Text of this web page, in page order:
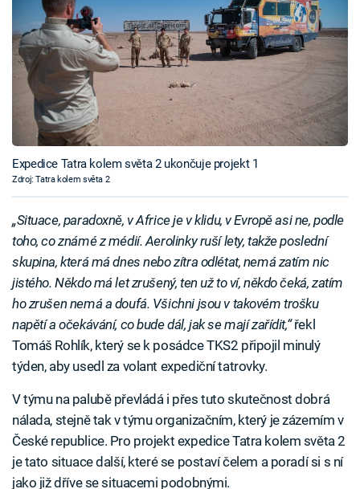
Expedice Tatra kolem světa 2 ukončuje projekt 1
Zdroj: Tatra kolem světa 2
„Situace, paradoxně, v Africe je v klidu, v Evropě asi ne, podle
toho, co známé z médií. Aerolinky ruší lety, takže poslední
skupina, která má dnes nebo zítra odlétat, nemá zatím nic
jistého. Někdo má let zrušený, ten už to ví, někdo čeká, zatím
ho zrušen nemá a doufá. Všichni jsou v takovém trošku
napětí a očekávání, co bude dál, jak se mají zařídit,“řekl
Tomáš Rohlík, který se k posádce TKS2 připojil minulý
týden, aby usedl za volant expediční tatrovky.
V týmu na palubě převládá i přes tuto skutečnost dobrá
nálada, stejně tak v týmu organizačním, který je zázemím v
České republice. Pro projekt expedice Tatra kolem světa 2
je tato situace další, které se postaví čelem a poradí si s ní
jako již dříve se situacemi podobnými.